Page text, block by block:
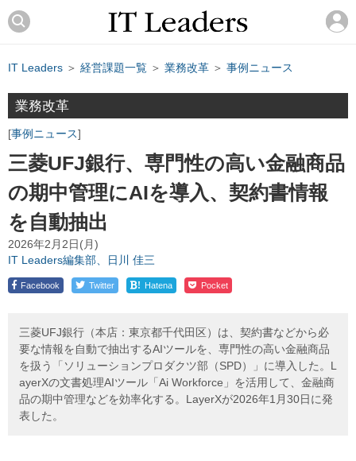
IT Leaders ＞ 経営課題一覧 ＞ 業務改革 ＞ 事例ニュース
業務改革
事例ニュース
三菱UFJ銀行、専門性の高い金融商品
の期中管理にAIを導入、契約書情報
を自動抽出
2026年2月2日(月)
IT Leaders編集部、日川 佳三
Facebook Twitter ! Hatena Pocket
三菱UFJ銀行（本店：東京都千代田区）は、契約書などから必
要な情報を自動で抽出するAIツールを、専門性の高い金融商品
を扱う「ソリューションプロダクツ部（SPD）」に導入した。L
ayerXの文書処理AIツール「Ai Workforce」を活用して、金融商
品の期中管理などを効率化する。LayerXが2026年1月30日に発
表した。